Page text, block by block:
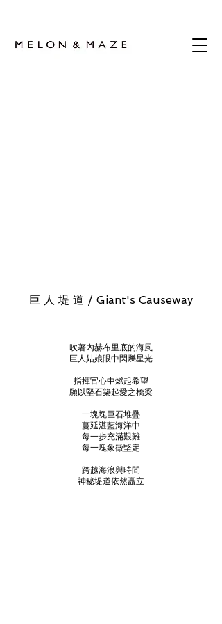
巨 人 堤 道 / Giant's Causeway
吹著內赫布里底的海風
巨人姑娘眼中閃爍星光
指揮官心中燃起希望
願以堅石築起愛之橋梁
一塊塊巨石堆疊
蔓延湛藍海洋中
每一步充滿艱難
每一塊象徵堅定
跨越海浪與時間
神秘堤道依然矗立